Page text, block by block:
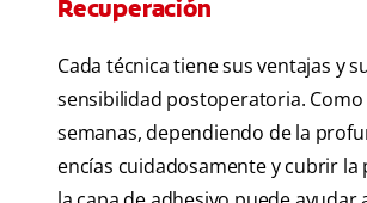
Recuperación
Cada técnica tiene sus ventajas y
sensibilidad postoperatoria.
semanas, dependiendo de la
encías cuidadosamente y cubrir